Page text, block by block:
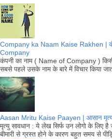
Company ka Naam Kaise Rakhen |
Company
कंपनी का नाम ( Name of Company )
सबसे पहले उसके नाम के बारे में विचार किया
Aasan Mritu Kaise Paayen | आसान
मृत्यु सावधान : ये लेख सिर्फ उन लोगो के लिए है
बीमारी से ग्रस्त होने के कारण बहुत समय से